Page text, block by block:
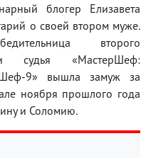
блогер Елизавета
о своей втором муже.
второго
судья «МастерШеф:
9» вышла замуж за
ноября прошлого года
и Соломию.